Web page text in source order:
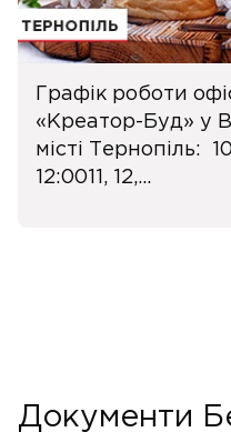
Графік роботи
«Креатор-Буд» у
місті Тернопіль:
12:0011, 12,...
Документи